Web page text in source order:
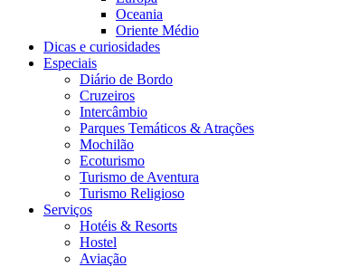
Oceania
Oriente Médio
Dicas e curiosidades
Especiais
Diário de Bordo
Cruzeiros
Intercâmbio
Parques Temáticos & Atrações
Mochilão
Ecoturismo
Turismo de Aventura
Turismo Religioso
Serviços
Hotéis & Resorts
Hostel
Aviação